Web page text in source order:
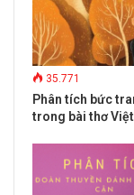
35.771
Phân tích bức
trong bài thơ